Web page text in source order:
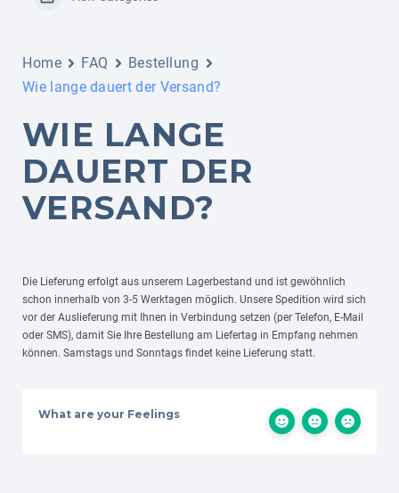
Home FAQ
Bestellung
Wie lange dauert der Versand?
WIE LANGE
DAUERT DER
VERSAND?
Die Lieferung erfolgt aus unserem Lagerbestand und ist gewöhnlich
schon innerhalb von 3-5 Werktagen möglich. Unsere Spedition wird sich
vor der Auslieferung mit Ihnen in Verbindung setzen (per Telefon, E-Mail
oder SMS), damit Sie Ihre Bestellung am Liefertag in Empfang nehmen
können. Samstags und Sonntags findet keine Lieferung statt.
What are your Feelings